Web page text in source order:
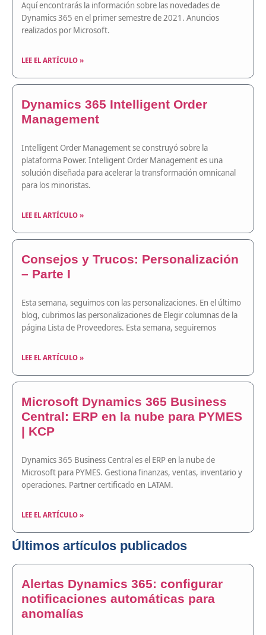
Aquí encontrarás la información sobre las novedades de
Dynamics 365 en el primer semestre de 2021. Anuncios
realizados por Microsoft.
LEE EL ARTÍCULO »
Dynamics 365 Intelligent Order
Management
Intelligent Order Management se construyó sobre la
plataforma Power. Intelligent Order Management es una
solución diseñada para acelerar la transformación omnicanal
para los minoristas.
LEE EL ARTÍCULO »
Consejos y Trucos: Personalización
– Parte I
Esta semana, seguimos con las personalizaciones. En el último
blog, cubrimos las personalizaciones de Elegir columnas de la
página Lista de Proveedores. Esta semana, seguiremos
LEE EL ARTÍCULO »
Microsoft Dynamics 365 Business
Central: ERP en la nube para PYMES
| KCP
Dynamics 365 Business Central es el ERP en la nube de
Microsoft para PYMES. Gestiona finanzas, ventas, inventario y
operaciones. Partner certificado en LATAM.
LEE EL ARTÍCULO »
Últimos artículos publicados
Alertas Dynamics 365: configurar
notificaciones automáticas para
anomalías